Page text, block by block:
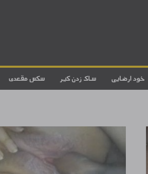
سکس مقعدی ساک زدن کیر خود ارضایی